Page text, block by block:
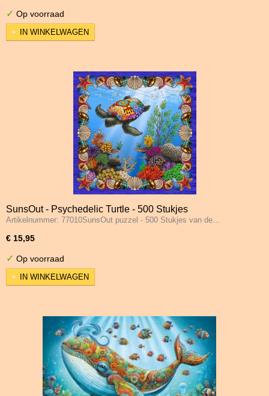
✓ Op voorraad
IN WINKELWAGEN
SunsOut - Psychedelic Turtle - 500 Stukjes
Artikelnummer: 77010SunsOut puzzel - 500 Stukjes van de…
€ 15,95
✓ Op voorraad
IN WINKELWAGEN